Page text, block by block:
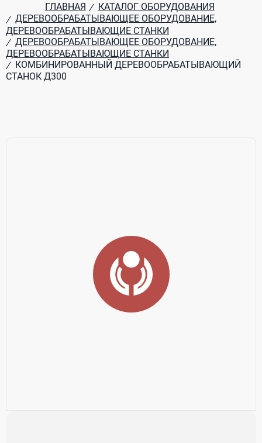
ГЛАВНАЯ / КАТАЛОГ ОБОРУДОВАНИЯ
/ ДЕРЕВООБРАБАТЫВАЮЩЕЕ ОБОРУДОВАНИЕ,
ДЕРЕВООБРАБАТЫВАЮЩИЕ СТАНКИ
/ ДЕРЕВООБРАБАТЫВАЮЩЕЕ ОБОРУДОВАНИЕ,
ДЕРЕВООБРАБАТЫВАЮЩИЕ СТАНКИ
/ КОМБИНИРОВАННЫЙ ДЕРЕВООБРАБАТЫВАЮЩИЙ
СТАНОК Д300